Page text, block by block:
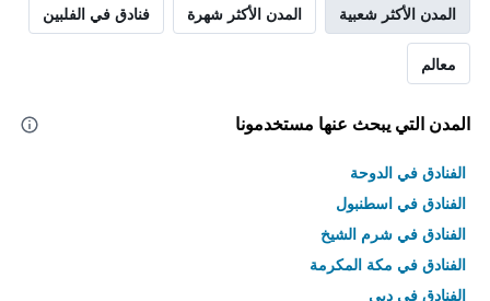
المدن الأكثر شعبية المدن الأكثر شهرة فنادق في الفلبين
معالم
المدن التي يبحث عنها مستخدمونا
الفنادق في الدوحة
الفنادق في اسطنبول
الفنادق في شرم الشيخ
الفنادق في مكة المكرمة
الفنادق في دبي